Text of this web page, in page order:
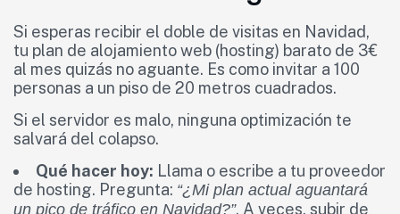
Si esperas recibir el doble de visitas en Navidad,
tu plan de alojamiento web (hosting) barato de 3€
al mes quizás no aguante. Es como invitar a 100
personas a un piso de 20 metros cuadrados.
Si el servidor es malo, ninguna optimización te
salvará del colapso.
Qué hacer hoy: Llama o escribe a tu proveedor
de hosting. Pregunta: “¿Mi plan actual aguantará
un pico de tráfico en Navidad?”. A veces, subir de